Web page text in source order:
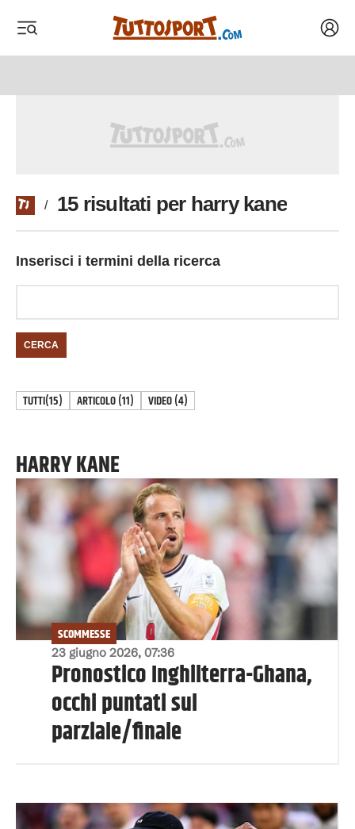
/ 15 risultati per harry kane
Inserisci i termini della ricerca
CERCA
TUTTI(15) ARTICOLO(11) VIDEO(4)
HARRY KANE
23 giugno 2026, 07:36
SCOMMESSE
Pronostico Inghilterra-Ghana,
occhi puntati sul
parziale/finale